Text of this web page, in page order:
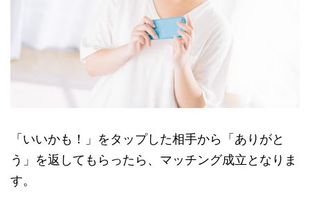
「いいかも！」をタップした相手から「ありがと
う」を返してもらったら、マッチング成立となりま
す。